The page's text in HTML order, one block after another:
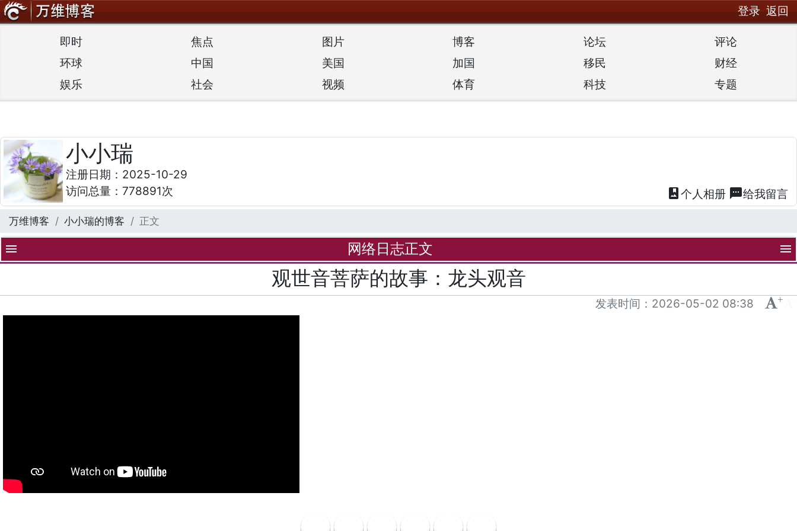
登录 返回
即时 焦点 图片 博客 论坛
评论
环球
中国 美国 加国 移民
财经
娱乐
社会 视频 体育 科技 专题
小小瑞
注册日期：2025-10-29
访问总量：778891次
photo_album 个人相册 textsms给我留言
万维博客 小小瑞的博客 正文
menu 网络日志正文 menu
观世音菩萨的故事：龙头观音
发表时间： 2026-05-02 08:38 +